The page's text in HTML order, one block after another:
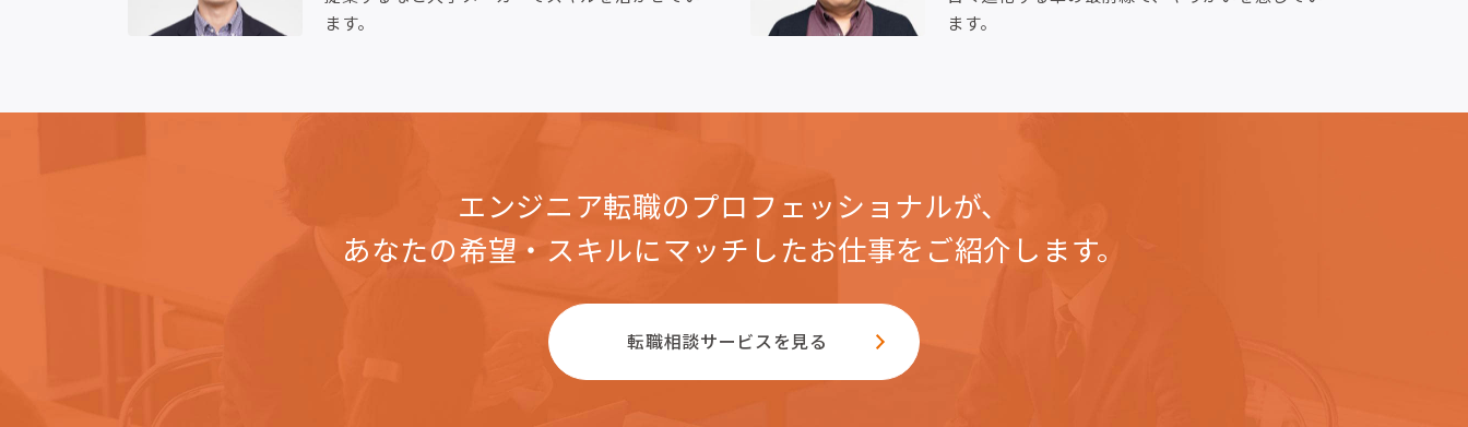
ます。
ます。
エンジニア転職のプロフェッショナルが、
あなたの希望・スキルにマッチしたお仕事をご紹介します。
転職相談サービスを見る